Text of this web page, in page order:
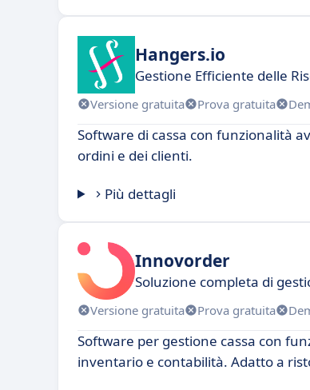
Hangers.io
Gestione Efficiente delle
Versione gratuita Prova gratuita
Software di cassa con funzionalità
ordini e dei clienti.
Più dettagli
Innovorder
Soluzione completa di
Versione gratuita Prova gratuita
Software per gestione cassa con
inventario e contabilità. Adatto a